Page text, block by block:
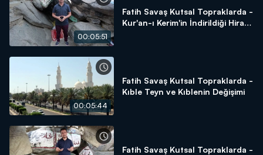
00:05:51
Fatih Savaş Kutsal Topraklarda -
Kur'an-ı Kerim'in İndirildiği Hira
00:05:44
Fatih Savaş Kutsal Topraklarda -
Kıble Teyn ve Kıblenin Değişimi
Fatih Savaş Kutsal Topraklarda -